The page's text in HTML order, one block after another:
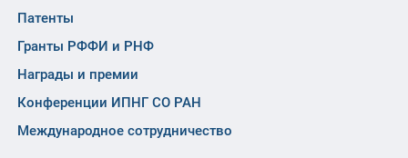
Патенты
Гранты РФФИ и РНФ
Награды и премии
Конференции ИПНГ СО РАН
Международное сотрудничество